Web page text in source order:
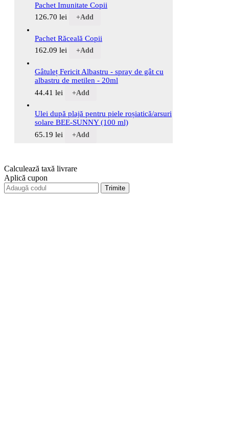
Pachet Imunitate Copii
126.70 lei +Add
Pachet Răceală Copii
162.09 lei +Add
Gâtuleț Fericit Albastru - spray de gât cu
albastru de metilen - 20ml
44.41 lei +Add
Ulei după plajă pentru piele roșiatică/arsuri
solare BEE-SUNNY (100 ml)
65.19 lei +Add
Calculează taxă livrare
Aplică cupon
Trimite